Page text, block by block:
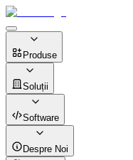
Produse
Soluții
Software
Despre Noi